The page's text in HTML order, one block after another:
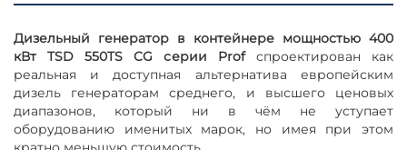
Дизельный генератор в контейнере мощностью 400
кВт TSD 550TS CG серии Profспроектирован как
реальная и доступная альтернатива европейским
дизель генераторам среднего, и высшего ценовых
диапазонов, который ни в чём не уступает
оборудованию именитых марок, но имея при этом